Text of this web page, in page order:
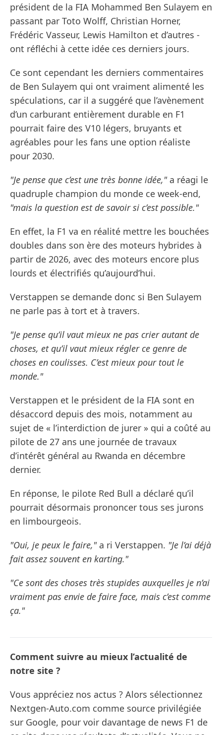
président de la FIA Mohammed Ben Sulayem en
passant par Toto Wolff, Christian Horner,
Frédéric Vasseur, Lewis Hamilton et d’autres -
ont réfléchi à cette idée ces derniers jours.
Ce sont cependant les derniers commentaires
de Ben Sulayem qui ont vraiment alimenté les
spéculations, car il a suggéré que l’avènement
d’un carburant entièrement durable en F1
pourrait faire des V10 légers, bruyants et
agréables pour les fans une option réaliste
pour 2030.
"Je pense que c’est une très bonne idée,"a réagi le
quadruple champion du monde ce week-end,
"mais la question est de savoir si c’est possible."
En effet, la F1 va en réalité mettre les bouchées
doubles dans son ère des moteurs hybrides à
partir de 2026, avec des moteurs encore plus
lourds et électrifiés qu’aujourd’hui.
Verstappen se demande donc si Ben Sulayem
ne parle pas à tort et à travers.
"Je pense qu’il vaut mieux ne pas crier autant de
choses, et qu’il vaut mieux régler ce genre de
choses en coulisses. C’est mieux pour tout le
monde."
Verstappen et le président de la FIA sont en
désaccord depuis des mois, notamment au
sujet de « l’interdiction de jurer » qui a coûté au
pilote de 27 ans une journée de travaux
d’intérêt général au Rwanda en décembre
dernier.
En réponse, le pilote Red Bull a déclaré qu’il
pourrait désormais prononcer tous ses jurons
en limbourgeois.
"Oui, je peux le faire,"a ri Verstappen. "Je l’ai déjà
fait assez souvent en karting."
"Ce sont des choses très stupides auxquelles je n’ai
vraiment pas envie de faire face, mais c’est comme
ça."
Comment suivre au mieux l’actualité de
notre site ?
Vous appréciez nos actus ? Alors sélectionnez
Nextgen-Auto.com comme source privilégiée
sur Google, pour voir davantage de news F1 de